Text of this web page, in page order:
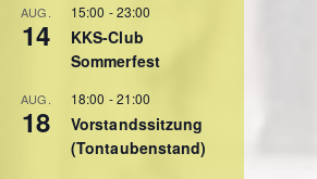
AUG.
14
15:00 -23:00
KKS-Club
Sommerfest
AUG.
18
18:00 -21:00
Vorstandssitzung
(Tontaubenstand)